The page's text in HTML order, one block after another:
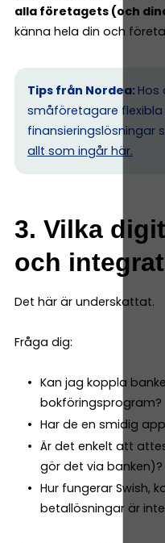
alla företagets (och
känna hela din och
Tips från Nordea: Hos
småföretagare
finansieringslösningar
allt som ingår här.
3. Vilka
och
Det här är underskattat.
Fråga dig:
Kan jag koppla
bokföringsprogram?
Har de en smidig
Är det enkelt att
gör det via banken)?
Hur fungerar Swish,
betallösningar är